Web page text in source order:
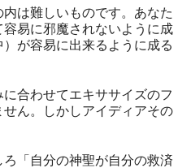
は難しいものです。あなた
易に邪魔されないように成
が容易に出来るように成る
合わせてエキササイズのフ
ん。しかしアイディアその
「自分の神聖が自分の救済